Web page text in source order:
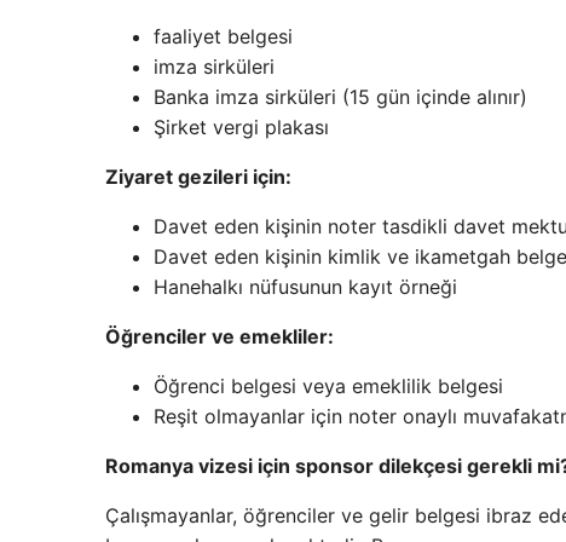
faaliyet belgesi
imza sirküleri
Banka imza sirküleri (15 gün içinde alınır)
Şirket vergi plakası
Ziyaret gezileri için:
Davet eden kişinin noter tasdikli davet
Davet eden kişinin kimlik ve ikametgah
Hanehalkı nüfusunun kayıt örneği
Öğrenciler ve emekliler:
Öğrenci belgesi veya emeklilik belgesi
Reşit olmayanlar için noter onaylı
Romanya vizesi için sponsor dilekçesi gerekli
Çalışmayanlar, öğrenciler ve gelir belgesi ibraz